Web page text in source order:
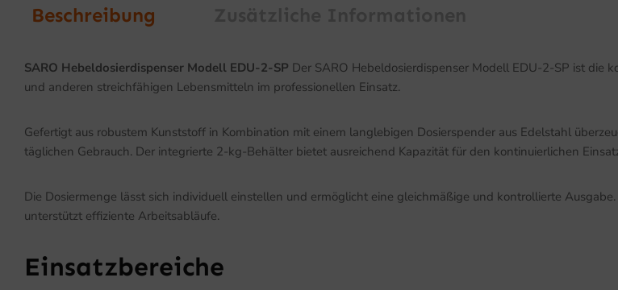
Beschreibung
SARO Hebeldosierdispenser Modell EDU-2-SP Der SARO Hebeldosierdispenser Modell EDU-2-SP ist die
und anderen streichfähigen Lebensmitteln im professionellen Einsatz.
Gefertigt aus robustem Kunststoff in Kombination mit einem langlebigen Dosierspender aus Edelstahl
täglichen Gebrauch. Der integrierte 2-kg-Behälter bietet ausreichend Kapazität für den kontinuierlichen
Die Dosiermenge lässt sich individuell einstellen und ermöglicht eine gleichmäßige und kontrollierte
unterstützt effiziente Arbeitsabläufe.
Einsatzbereiche